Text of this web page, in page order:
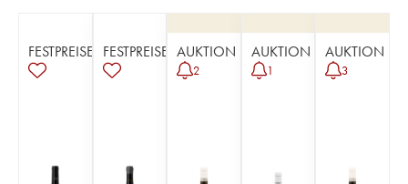
FESTPREISE FESTPREISE AUKTION
2
AUKTION
1
AUKTION
3